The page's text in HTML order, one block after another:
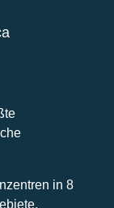
in 8